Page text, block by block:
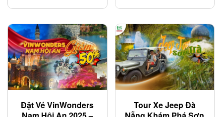
Đặt Vé VinWonders
Tour Xe Jeep Đà